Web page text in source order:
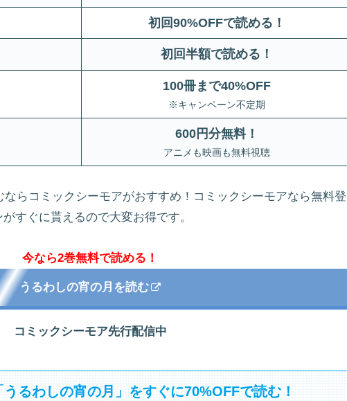
初回90%OFFで読める！
初回半額で読める！
100冊まで40%OFF
※キャンペーン不定期
600円分無料！
アニメも映画も無料視聴
らコミックシーモアがおすすめ！コミックシーモアなら無料登
すぐに貰えるので大変お得です。
今なら2巻無料で読める！
うるわしの宵の月を読む
コミックシーモア先行配信中
るわしの宵の月」をすぐに70%OFFで読む！